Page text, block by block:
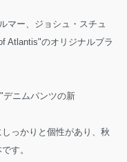
マー、ジョシュ・スチュ
Atlantis"のオリジナルブラ
ニムパンツの新
っかりと個性があり、秋
す。